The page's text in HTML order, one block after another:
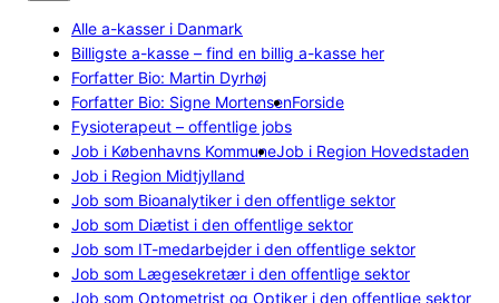
Alle a-kasser i Danmark
Billigste a-kasse – find en billig a-kasse her
Forfatter Bio: Martin Dyrhøj
Forfatter Bio: Signe MortensenForside
Fysioterapeut – offentlige jobs
Job i Københavns KommuneJob i Region Hovedstaden
Job i Region Midtjylland
Job som Bioanalytiker i den offentlige sektor
Job som Diætist i den offentlige sektor
Job som IT-medarbejder i den offentlige sektor
Job som Lægesekretær i den offentlige sektor
Job som Optometrist og Optiker i den offentlige sektor